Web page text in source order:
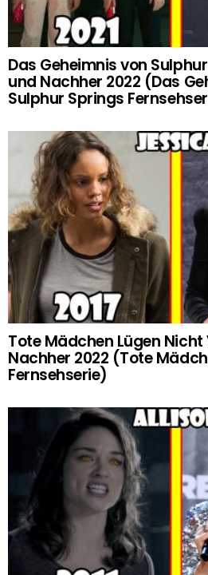
Das Geheimnis von
und Nachher 2022 (Das
Sulphur Springs
Tote Mädchen Lügen
Nachher 2022 (Tote
Fernsehserie)